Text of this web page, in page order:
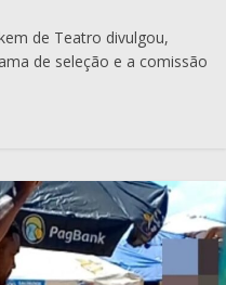
de Teatro divulgou,
de seleção e a comissão